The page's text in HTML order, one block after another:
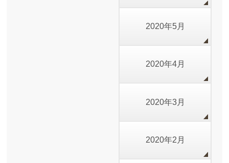
2020年5月
2020年4月
2020年3月
2020年2月